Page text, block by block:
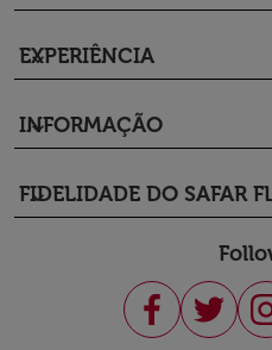
EXPERIÊNCIA
keyboard_arrow_down
INFORMAÇÃO
keyboard_arrow_down
FIDELIDADE DO SAFAR
keyboard_arrow_down